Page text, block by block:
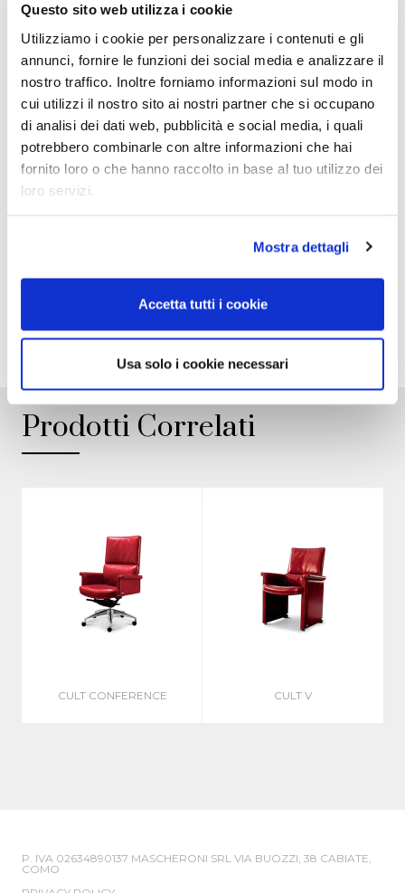
Questo sito web utilizza i cookie
Utilizziamo i cookie per personalizzare i contenuti e gli
annunci, fornire le funzioni dei social media e analizzare il
nostro traffico. Inoltre forniamo informazioni sul modo in
cui utilizzi il nostro sito ai nostri partner che si occupano
di analisi dei dati web, pubblicità e social media, i quali
potrebbero combinarle con altre informazioni che hai
fornito loro o che hanno raccolto in base al tuo utilizzo dei
loro servizi.
Mostra dettagli
Accetta tutti i cookie
Usa solo i cookie necessari
bovine naturali della collezione “Mascheroni Leather
Colour System”. Ogni prodotto Mascheroni,
completamente artigianale, è contrassegnato da una
piastra incisa “Mascheroni srl made in Italy” che ne
certifica l’autenticità.
GALLERY
ADD TO WISHLIST
Prodotti Correlati
CULT CONFERENCE CULT V
P. IVA 02634890137 MASCHERONI SRL VIA BUOZZI, 38 CABIATE,
COMO